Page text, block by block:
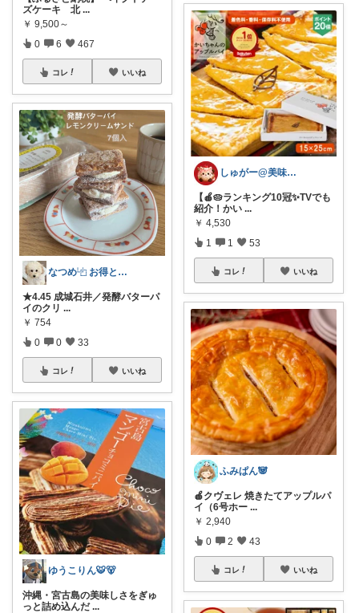
ズケーキ 北 ...
￥ 9,500～
0 6 467
コレ いいね
なつめ⿻ お得と洗練アイテム探し🐾
★4.45 成城石井／発酵バターパ
イのクリ ...
￥ 754
0 0 33
コレ いいね
ゆうこりん🐯🐻
沖縄・宮古島の美味しさをぎゅ
っと詰め込んだ ...
しゅがー@美味しいスイーツや雑貨紹介
【🍎🥧ランキング10冠✨TVでも
紹介！かい ...
￥ 4,530
1 1 53
コレ いいね
ふみぱん🐼
🍎クヴェレ 焼きたてアップルパ
イ（6号ホー ...
￥ 2,940
0 2 43
コレ いいね